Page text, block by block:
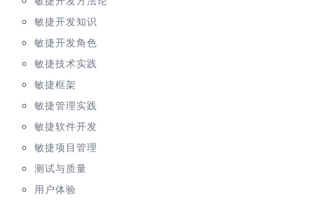
敏捷开发知识
敏捷开发角色
敏捷技术实践
敏捷框架
敏捷管理实践
敏捷软件开发
敏捷项目管理
测试与质量
用户体验